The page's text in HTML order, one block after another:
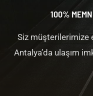
100%
Siz müşterilerimize
Antalya’da ulaşım